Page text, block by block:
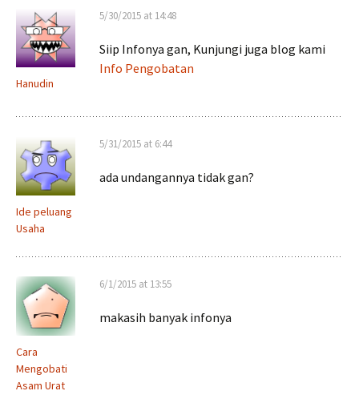
Hanudin
5/30/2015 at 14:48
Siip Infonya gan, Kunjungi juga blog kami
Info Pengobatan
Ide peluang
Usaha
5/31/2015 at 6:44
ada undangannya tidak gan?
Cara
Mengobati
Asam Urat
6/1/2015 at 13:55
makasih banyak infonya